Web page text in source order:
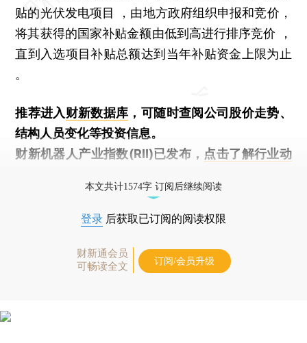
贴的光伏发电项目 ，由地方政府组织申报和竞价，
将其获得的国家补贴金额由低到高进行排序竞价 ，
直到入选项目补贴总额达到当年补贴资金上限为止
。
推荐进入财新数据库 ，可随时查阅公司股价走势、
结构人员变化等投资信息。
财新机器人产业指数(RII)已发布， 点击了解行业动
本文共计1574字 订阅后继续阅读
登录 后获取已订阅的阅读权限
财新通会员
可畅读全文
订阅/会员升级